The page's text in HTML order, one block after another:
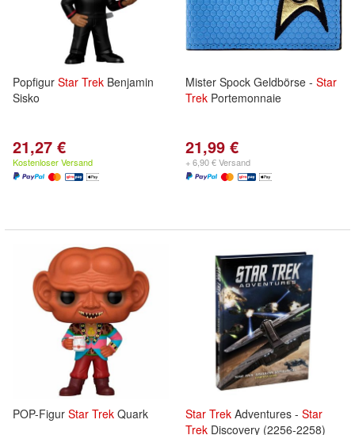
Popfigur Star Trek Benjamin
Sisko
21,27 €
Kostenloser Versand
Mister Spock Geldbörse - Star
Trek Portemonnaie
21,99 €
+ 6,90 € Versand
POP-Figur Star Trek Quark Star Trek Adventures - Star
Trek Discovery (2256-2258)